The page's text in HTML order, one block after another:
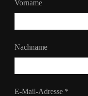
Vorname
Nachname
E-Mail-Adresse *